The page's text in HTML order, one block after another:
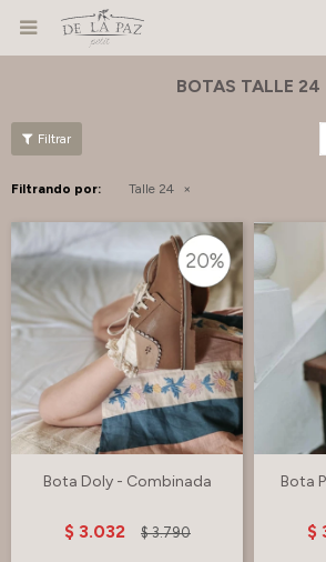

BOTAS TALLE 24
Filtrando por: Talle 24
Bota Doly - Combinada
$ 3.032 $ 3.790
Bota
$